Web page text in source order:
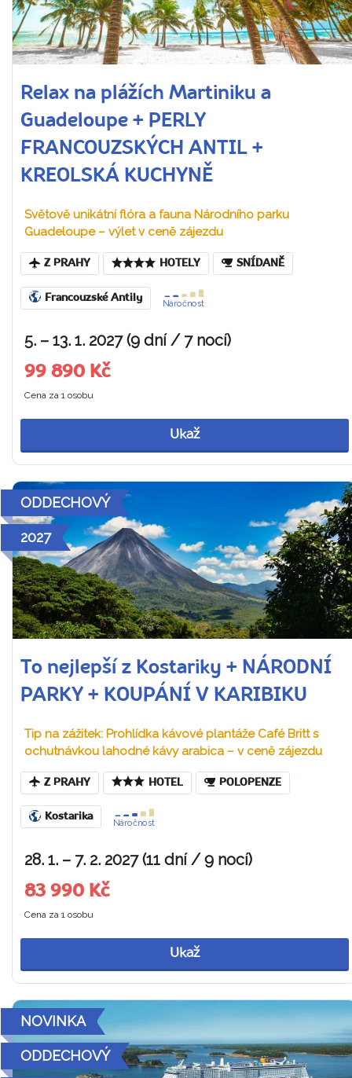
Relax na plážích Martiniku a
Guadeloupe + PERLY
FRANCOUZSKÝCH ANTIL +
KREOLSKÁ KUCHYNĚ
Světově unikátní flóra a fauna Národního parku
Guadeloupe – výlet v ceně zájezdu
Z PRAHY HOTELY SNÍDANĚ
Francouzské Antily
Náročnost
5. – 13. 1. 2027 (9 dní / 7 nocí)
99 890 Kč
Cena za 1 osobu
Ukaž
ODDECHOVÝ
2027
To nejlepší z Kostariky + NÁRODNÍ
PARKY + KOUPÁNÍ V KARIBIKU
Tip na zážitek: Prohlídka kávové plantáže Café Britt s
ochutnávkou lahodné kávy arabica – v ceně zájezdu
Z PRAHY HOTEL POLOPENZE
Kostarika
Náročnost
28. 1. – 7. 2. 2027 (11 dní / 9 nocí)
83 990 Kč
Cena za 1 osobu
Ukaž
NOVINKA
ODDECHOVÝ